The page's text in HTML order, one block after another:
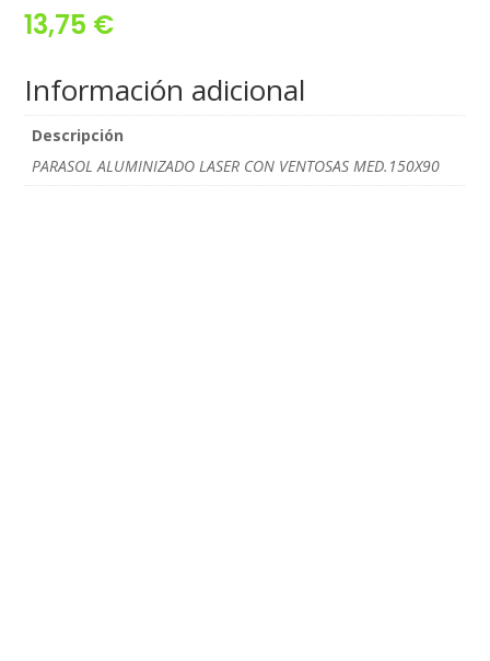
13,75 €
Información adicional
Descripción
PARASOL ALUMINIZADO LASER CON VENTOSAS MED.150X90